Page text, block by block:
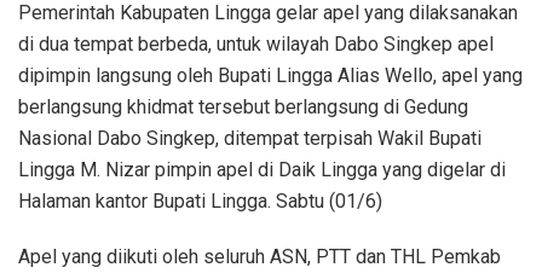
Pemerintah Kabupaten Lingga gelar apel yang dilaksanakan
di dua tempat berbeda, untuk wilayah Dabo Singkep apel
dipimpin langsung oleh Bupati Lingga Alias Wello, apel yang
berlangsung khidmat tersebut berlangsung di Gedung
Nasional Dabo Singkep, ditempat terpisah Wakil Bupati
Lingga M. Nizar pimpin apel di Daik Lingga yang digelar di
Halaman kantor Bupati Lingga. Sabtu (01/6)
Apel yang diikuti oleh seluruh ASN, PTT dan THL Pemkab